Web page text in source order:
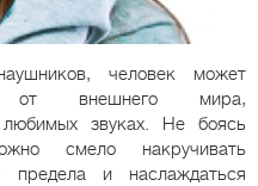
человек может
от внешнего мира,
любимых звуках. Не боясь
смело накручивать
предела и наслаждаться